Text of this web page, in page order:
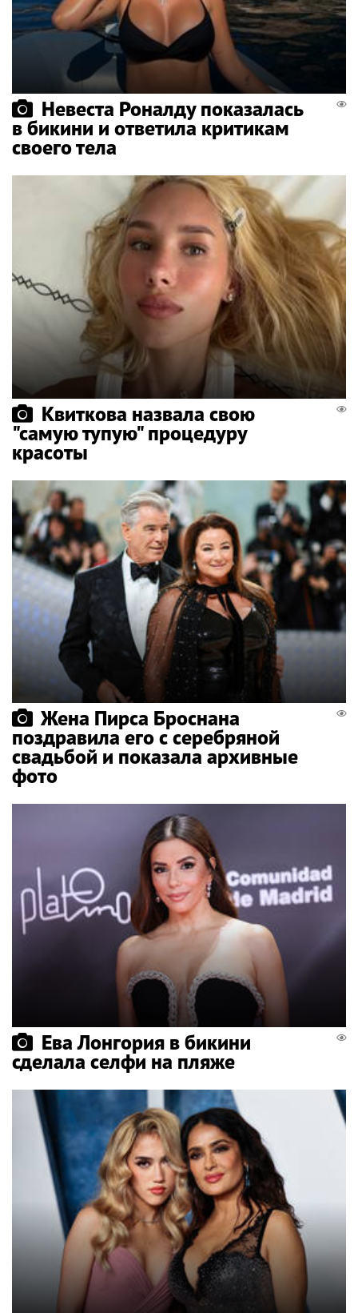
Невеста Роналду показалась
в бикини и ответила критикам
своего тела
Квиткова назвала свою
"самую тупую" процедуру
красоты
Жена Пирса Броснана
поздравила его с серебряной
свадьбой и показала архивные
фото
Ева Лонгория в бикини
сделала селфи на пляже